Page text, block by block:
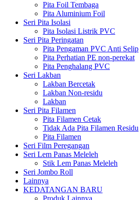
Pita Foil Tembaga
Pita Aluminium Foil
Seri Pita Isolasi
Pita Isolasi Listrik PVC
Seri Pita Peringatan
Pita Pengaman PVC Anti Selip
Pita Perhatian PE non-perekat
Pita Penghalang PVC
Seri Lakban
Lakban Bercetak
Lakban Non-residu
Lakban
Seri Pita Filamen
Pita Filamen Cetak
Tidak Ada Pita Filamen Residu
Pita Filamen
Seri Film Peregangan
Seri Lem Panas Meleleh
Stik Lem Panas Meleleh
Seri Jombo Roll
Lainnya
KEDATANGAN BARU
Produk Lainnya